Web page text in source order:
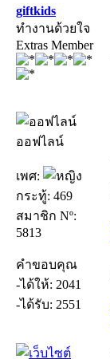
giftkids
ทำงานด้วยใจ
Extras Member
ออฟไลน์
เพศ:
กระทู้: 469
สมาชิก Nº:
5813
คำขอบคุณ
-ได้ให้: 2041
-ได้รับ: 2551